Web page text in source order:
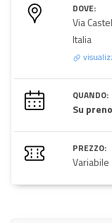
DOVE:
Via
Italia
QUANDO:
Su
PREZZO:
Variabile